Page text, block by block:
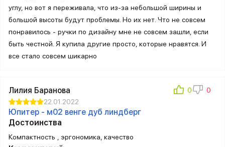
углу, но вот я переживала, что из-за небольшой ширины и
большой высоты будут проблемы. Но их нет. Что не совсем
понравилось - ручки по дизайну мне не совсем зашли, если
быть честной. Я купила другие просто, которые нравятся. И
все стало совсем шикарно
Лилия Баранова
22.01.2022
Юпитер - м02 венге дуб линдберг
Достоинства
Компактность , эргономика, качество